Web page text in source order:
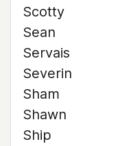
Scotty
Sean
Servais
Severin
Sham
Shawn
Ship